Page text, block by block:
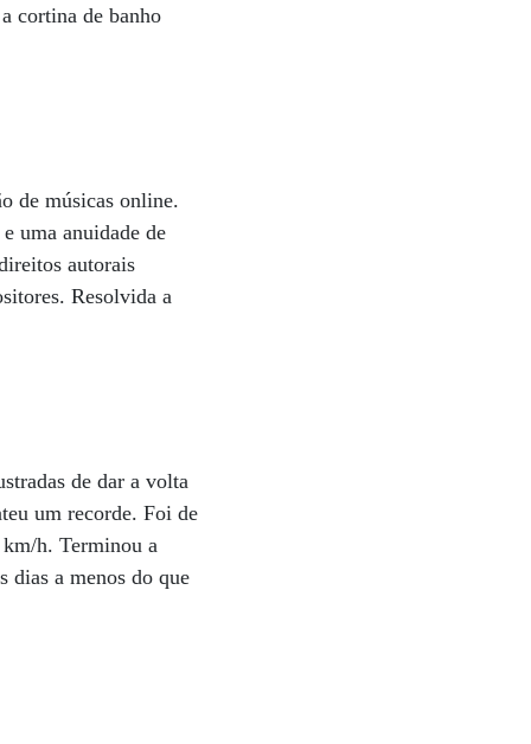
cortina de banho
de músicas online.
uma anuidade de
autorais
Resolvida a
de dar a volta
um recorde. Foi de
h. Terminou a
dias a menos do que